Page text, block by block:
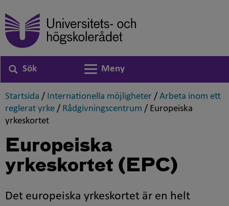
Sök
Växla navigering
Meny
Startsida ,
/ Internationella möjligheter ,
/ Arbeta inom ett
reglerat yrke ,
/ Rådgivningscentrum ,
/ Europeiska
yrkeskortet,
Europeiska
yrkeskortet (EPC)
Det europeiska yrkeskortet är en helt